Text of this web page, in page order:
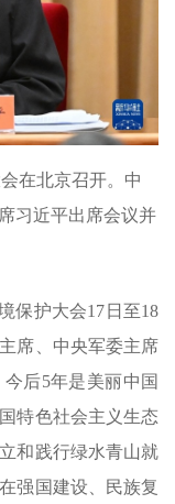
在北京召开。中
习近平出席会议并
保护大会17日至18
席、中央军委主席
后5年是美丽中国
特色社会主义生态
和践行绿水青山就
强国建设、民族复